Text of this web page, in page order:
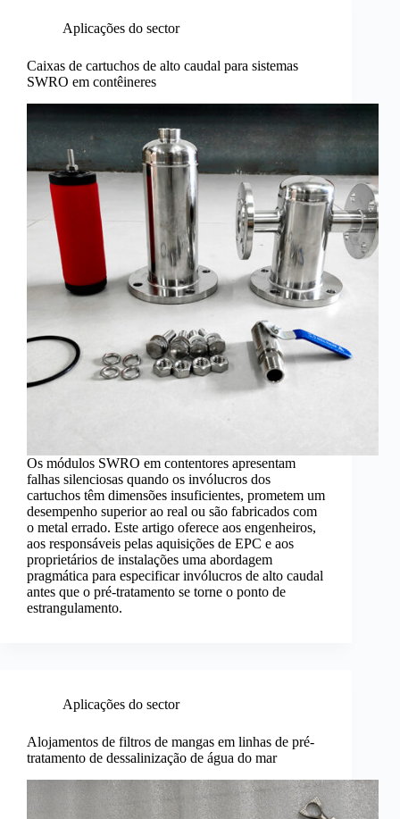
Aplicações do sector
Caixas de cartuchos de alto caudal para sistemas
SWRO em contêineres
Os módulos SWRO em contentores apresentam
falhas silenciosas quando os invólucros dos
cartuchos têm dimensões insuficientes, prometem um
desempenho superior ao real ou são fabricados com
o metal errado. Este artigo oferece aos engenheiros,
aos responsáveis pelas aquisições de EPC e aos
proprietários de instalações uma abordagem
pragmática para especificar invólucros de alto caudal
antes que o pré-tratamento se torne o ponto de
estrangulamento.
Aplicações do sector
Alojamentos de filtros de mangas em linhas de pré-
tratamento de dessalinização de água do mar